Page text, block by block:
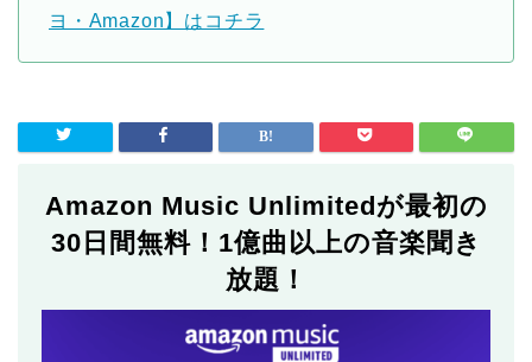
ヨ・Amazon】はコチラ
Amazon Music Unlimitedが最初の
30日間無料！1億曲以上の音楽聞き
放題！